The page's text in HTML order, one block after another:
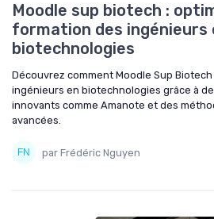
Moodle sup biotech :
formation des ingénieurs
biotechnologies
Découvrez comment Moodle Sup
ingénieurs en biotechnologies grâce à
innovants comme Amanote et des
avancées.
par Frédéric Nguyen